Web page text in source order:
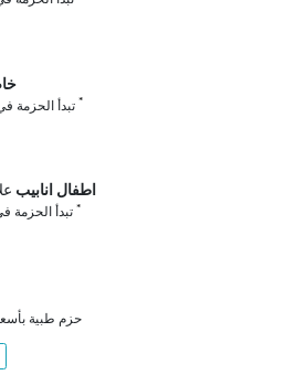
تبدأ الحزمة *
اطفال انابيب
تبدأ الحزمة *
حزم طبية